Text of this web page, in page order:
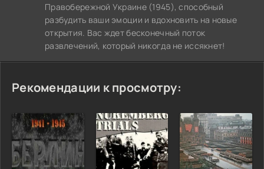
Правобережной Украине (1945), способный
разбудить ваши эмоции и вдохновить на новые
открытия. Вас ждет бесконечный поток
развлечений, который никогда не иссякнет!
Рекомендации к просмотру: